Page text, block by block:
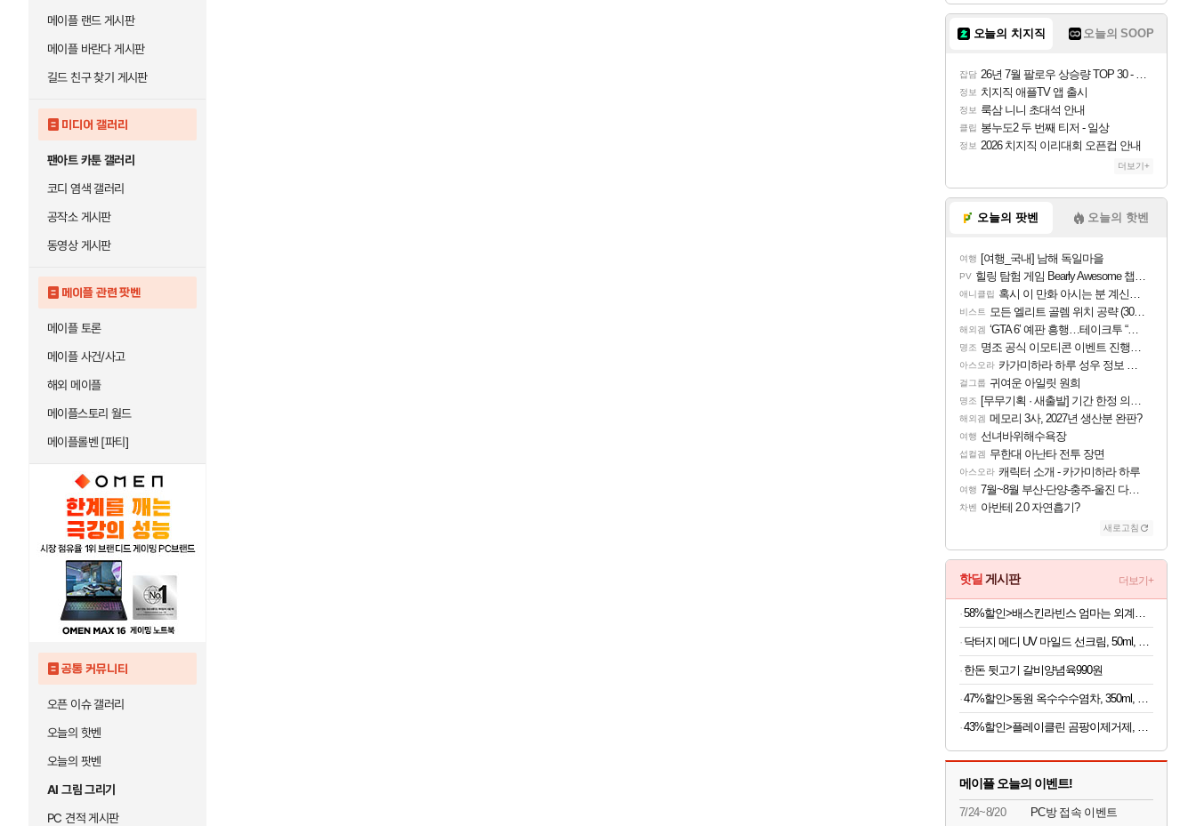
메이플 랜드 게시판
메이플 바란다 게시판
길드 친구 찾기 게시판
미디어 갤러리
팬아트 카툰 갤러리
코디 염색 갤러리
공작소 게시판
동영상 게시판
메이플 관련 팟벤
메이플 토론
메이플 사건/사고
해외 메이플
메이플스토리 월드
메이플롤벤 [파티]
공통 커뮤니티
오픈 이슈 갤러리
오늘의 핫벤
오늘의 팟벤
AI 그림 그리기
PC 견적 게시판
오늘의 치지직 오늘의 SOOP
잡담 26년 7월 팔로우 상승량 TOP 30 - 월간 치지직
정보 치지직 애플TV 앱 출시
정보 룩삼 니니 초대석 안내
클립 봉누도2 두 번째 티저 - 일상
정보 2026 치지직 이리대회 오픈컵 안내
더보기+
오늘의 팟벤 오늘의 핫벤
여행 [여행_국내] 남해 독일마을
PV 힐링 탐험 게임 Bearly Awesome 챕터 1 트레일러
애니클립 혹시 이 만화 아시는 분 계신가요
비스트 모든 엘리트 골렘 위치 공략 (30개) - 방랑 결투가
해외겜 ‘GTA 6’ 예판 흥행…테이크투 “내부 예상 크게 넘어”
명조 명조 공식 이모티콘 이벤트 진행해봤습니다! 참여부터 추첨까지????
아스오라 카가미하라 하루 성우 정보 및 주요 필모
걸그룹 귀여운 아일릿 원희
명조 [무무기획 · 새출발] 기간 한정 의뢰 이벤트
해외겜 메모리 3사, 2027년 생산분 완판?
여행 선녀바위해수욕장
섭컬겜 무한대 아난타 전투 장면
아스오라 캐릭터 소개 - 카가미하라 하루
여행 7월~8월 부산-단양-충주-울진 다녀왔어요~
차벤 아반테 2.0 자연흡기?
새로고침
핫딜 게시판 더보기+
한돈 뒷고기 갈비양념육990원
43%할인>플레이클린 곰팡이제거제, 500ml, 1개
메이플 오늘의 이벤트!
7/24~8/20
PC방 접속 이벤트